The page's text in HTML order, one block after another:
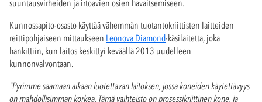
suuntausvirheiden ja irtoavien osien havaitsemiseen.
Kunnossapito-osasto käyttää vähemmän tuotantokriittisten laitteiden
reittipohjaiseen mittaukseen Leonova Diamond-käsilaitetta, joka
hankittiin, kun laitos keskittyi keväällä 2013 uudelleen
kunnonvalvontaan.
"Pyrimme saamaan aikaan luotettavan laitoksen, jossa koneiden käytettävyys
on mahdollisimman korkea. Tämä vaihteisto on prosessikriittinen kone, ja